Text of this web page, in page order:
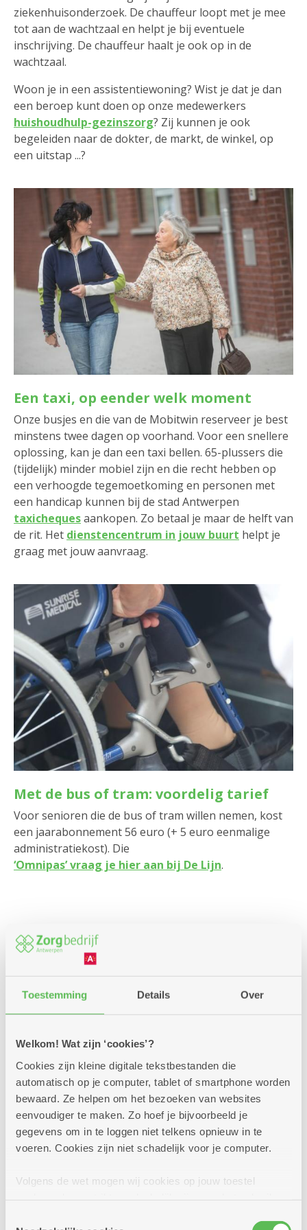
Toestemming Details Over
Welkom! Wat zijn ‘cookies’?
Cookies zijn kleine digitale tekstbestanden die
automatisch op je computer, tablet of smartphone worden
bewaard. Ze helpen om het bezoeken van websites
eenvoudiger te maken. Zo hoef je bijvoorbeeld je
gegevens om in te loggen niet telkens opnieuw in te
voeren. Cookies zijn niet schadelijk voor je computer.
Volgens de wet mogen wij cookies op jouw toestel
ziekenhuisonderzoek. De chauffeur loopt met je mee
tot aan de wachtzaal en helpt je bij eventuele
inschrijving. De chauffeur haalt je ook op in de
wachtzaal.
Woon je in een assistentiewoning? Wist je dat je dan
een beroep kunt doen op onze medewerkers
huishoudhulp-gezinszorg? Zij kunnen je ook
begeleiden naar de dokter, de markt, de winkel, op
een uitstap ...?
Een taxi, op eender welk moment
Onze busjes en die van de Mobitwin reserveer je best
minstens twee dagen op voorhand. Voor een snellere
oplossing, kan je dan een taxi bellen. 65-plussers die
(tijdelijk) minder mobiel zijn en die recht hebben op
een verhoogde tegemoetkoming en personen met
een handicap kunnen bij de stad Antwerpen
taxichequesaankopen. Zo betaal je maar de helft van
de rit. Het dienstencentrum in jouw buurt helpt je
graag met jouw aanvraag.
Met de bus of tram: voordelig tarief
Voor senioren die de bus of tram willen nemen, kost
een jaarabonnement 56 euro (+ 5 euro eenmalige
administratiekost). Die
‘Omnipas’ vraag je hier aan bij De Lijn.
Een premie of andere
financiële steun?
Interesse of vragen? We helpen je graag bij jouw